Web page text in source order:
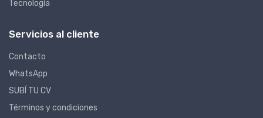
Tecnología
Servicios al cliente
Contacto
WhatsApp
SUBÍ TU CV
Términos y condiciones